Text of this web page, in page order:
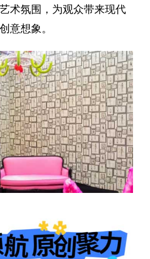
术氛围，为观众带来现代
意想象。